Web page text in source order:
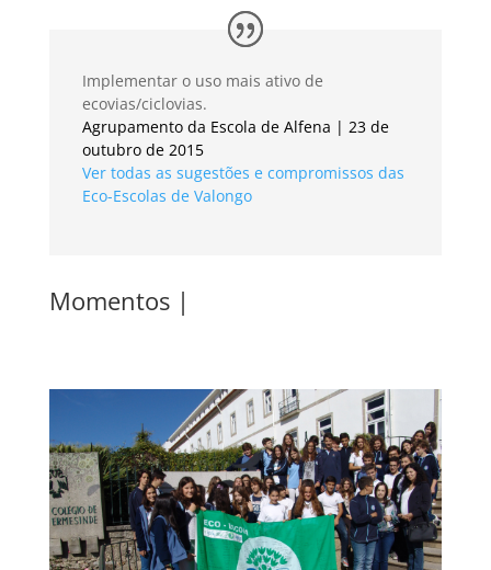
Implementar o uso mais ativo de
ecovias/ciclovias.
Agrupamento da Escola de Alfena | 23 de
outubro de 2015
Ver todas as sugestões e compromissos das
Eco-Escolas de Valongo
Momentos |